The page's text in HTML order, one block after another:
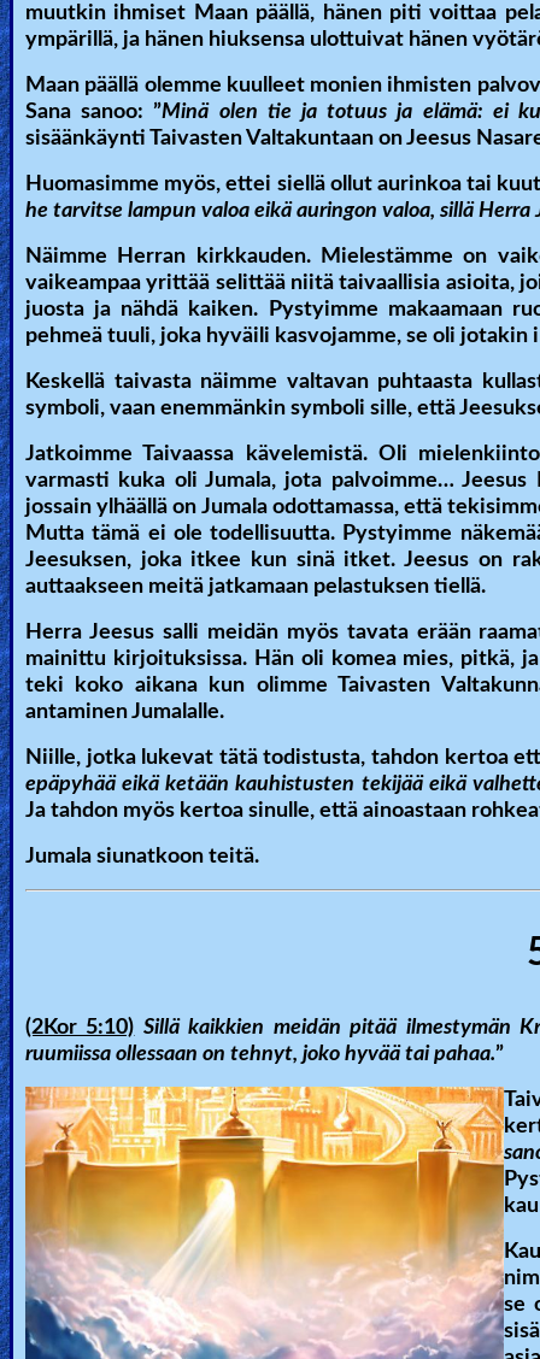
muutkin ihmiset Maan päällä, hänen piti voittaa
ympärillä, ja hänen hiuksensa ulottuivat hänen
Maan päällä olemme kuulleet monien ihmisten
Sana sanoo: ”Minä olen tie ja totuus ja elämä: ei
sisäänkäynti Taivasten Valtakuntaan on Jeesus
Huomasimme myös, ettei siellä ollut aurinkoa tai
he tarvitse lampun valoa eikä auringon valoa, sillä
Näimme Herran kirkkauden. Mielestämme on
vaikeampaa yrittää selittää niitä taivaallisia asioita,
juosta ja nähdä kaiken. Pystyimme makaamaan
pehmeä tuuli, joka hyväili kasvojamme, se oli jotakin
Keskellä taivasta näimme valtavan puhtaasta
symboli, vaan enemmänkin symboli sille, että
Jatkoimme Taivaassa kävelemistä. Oli
varmasti kuka oli Jumala, jota palvoimme…
jossain ylhäällä on Jumala odottamassa, että
Mutta tämä ei ole todellisuutta. Pystyimme
Jeesuksen, joka itkee kun sinä itket. Jeesus on
auttaakseen meitä jatkamaan pelastuksen tiellä.
Herra Jeesus salli meidän myös tavata erään
mainittu kirjoituksissa. Hän oli komea mies, pitkä,
teki koko aikana kun olimme Taivasten
antaminen Jumalalle.
Niille, jotka lukevat tätä todistusta, tahdon kertoa
epäpyhää eikä ketään kauhistusten tekijää eikä
Ja tahdon myös kertoa sinulle, että ainoastaan
Jumala siunatkoon teitä.
(2Kor 5:10) Sillä kaikkien meidän pitää ilmestymän
ruumiissa ollessaan on tehnyt, joko hyvää tai pahaa.”
se